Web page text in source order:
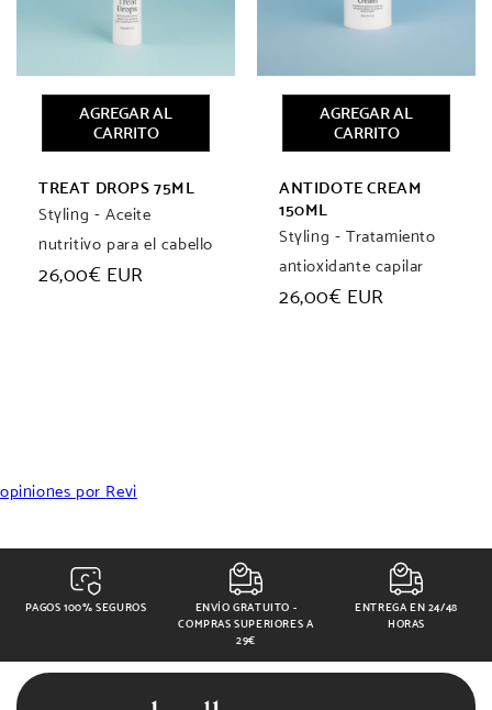
TREAT DROPS 75ML
Styling - Aceite
nutritivo para el cabello
Precio
26,00€ EUR
AGREGAR AL
CARRITO
ANTIDOTE CREAM
150ML
Styling - Tratamiento
antioxidante capilar
Precio
26,00€ EUR
AGREGAR AL
CARRITO
opiniones por Revi
PAGOS 100% SEGUROS
ENVÍO GRATUITO -
COMPRAS SUPERIORES A
29€
ENTREGA EN 24/48
HORAS